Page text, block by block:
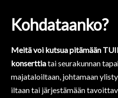
Kohdataanko?
Meitä voi kutsua pitämään
konserttiatai seurakunnan
majataloiltaan, johtamaan
iltaan tai järjestämään